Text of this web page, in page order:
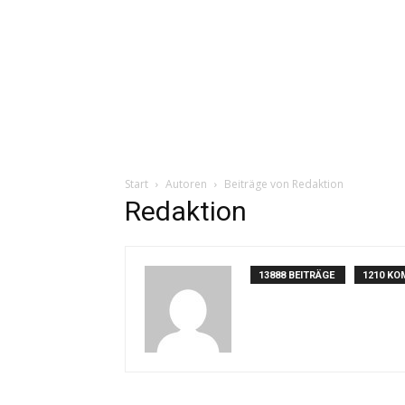
Start Autoren Beiträge von Redaktion
Redaktion
13888 BEITRÄGE 1210